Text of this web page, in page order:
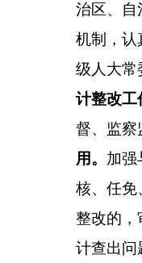
治区、自
机制， 认
级人大常
计整改工
督、监察
用。 加强
核、任免
整改的，
计查出问